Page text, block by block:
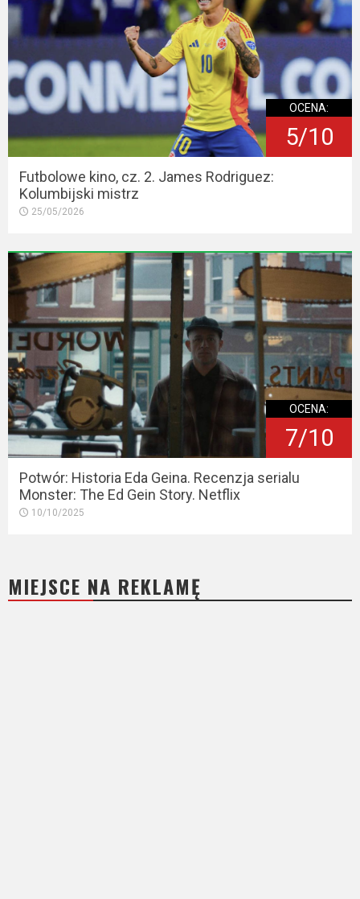
OCENA:
5/10
Futbolowe kino, cz. 2. James Rodriguez:
Kolumbijski mistrz
25/05/2026
OCENA:
7/10
Potwór: Historia Eda Geina. Recenzja serialu
Monster: The Ed Gein Story. Netflix
10/10/2025
MIEJSCE NA REKLAMĘ